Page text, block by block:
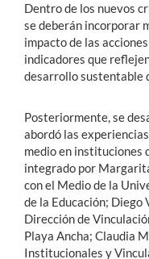
Dentro de los nuevos
se deberán incorporar
impacto de las
indicadores que
desarrollo sustentable
Posteriormente, se
abordó las
medio en instituciones
integrado por
con el Medio de la
de la Educación;
Dirección de
Playa Ancha; Claudia
Institucionales y